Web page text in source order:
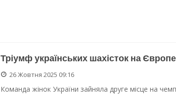
Тріумф українських шахісток на
26 Жовтня 2025 09:16
Команда жінок України зайняла друге місце на